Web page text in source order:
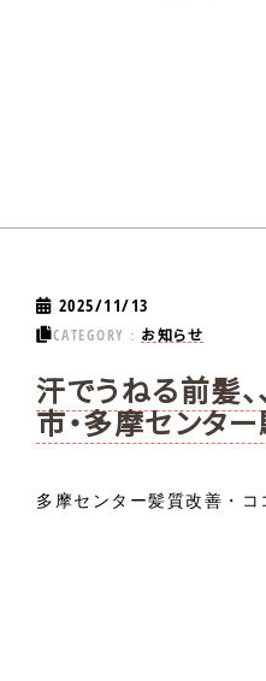
2025/11/13
CATEGORY： お知らせ
汗でうねる前髪
市・多摩センター
多摩センター髪質改善・